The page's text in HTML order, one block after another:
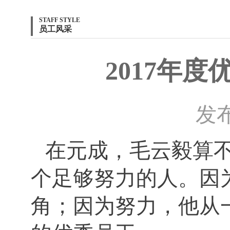
STAFF STYLE
员工风采
2017年度
发
在元成，毛云毅算
个足够努力的人。
角；因为努力，他